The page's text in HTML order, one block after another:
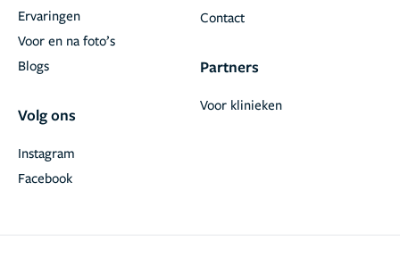
Ervaringen
Voor en na foto’s
Blogs
Volg ons
Facebook
Instagram
Contact
Partners
Voor klinieken